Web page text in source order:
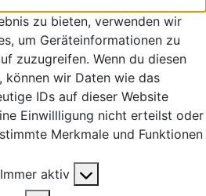
zu bieten, verwenden wir
um Geräteinformationen zu
zuzugreifen. Wenn du diesen
können wir Daten wie das
IDs auf dieser Website
Einwillligung nicht erteilst oder
Merkmale und Funktionen
Immer aktiv